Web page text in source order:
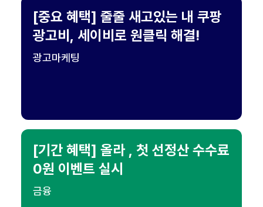
[중요 혜택] 줄줄 새고있는 내 쿠팡
광고비, 세이비로 원클릭 해결!
광고마케팅
[기간 혜택] 올라 , 첫 선정산 수수료
0원 이벤트 실시
금융